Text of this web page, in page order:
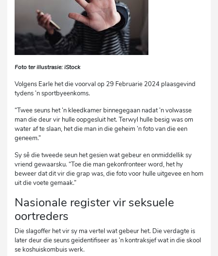
Foto ter illustrasie: iStock
Volgens Earle het die voorval op 29 Februarie 2024 plaasgevind
tydens ’n sportbyeenkoms.
“Twee seuns het ’n kleedkamer binnegegaan nadat ’n volwasse
man die deur vir hulle oopgesluit het. Terwyl hulle besig was om
water af te slaan, het die man in die geheim ’n foto van die een
geneem.”
Sy sê die tweede seun het gesien wat gebeur en onmiddellik sy
vriend gewaarsku. “Toe die man gekonfronteer word, het hy
beweer dat dit vir die grap was, die foto voor hulle uitgevee en hom
uit die voete gemaak.”
Nasionale register vir seksuele
oortreders
Die slagoffer het vir sy ma vertel wat gebeur het. Die verdagte is
later deur die seuns geïdentifiseer as ’n kontraksjef wat in die skool
se koshuiskombuis werk.